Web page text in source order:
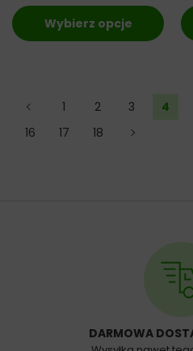
Wybierz opcje
← 1 2 3 4
16
17 18 →
DARMOWA